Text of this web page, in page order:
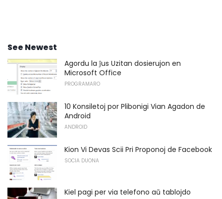
See Newest
Agordu la ĵus Uzitan dosierujon en
Microsoft Office
PROGRAMARO
10 Konsiletoj por Plibonigi Vian Agadon de
Android
ANDROID
Kion Vi Devas Scii Pri Proponoj de Facebook
SOCIA DUONA
Kiel pagi per via telefono aŭ tablojdo